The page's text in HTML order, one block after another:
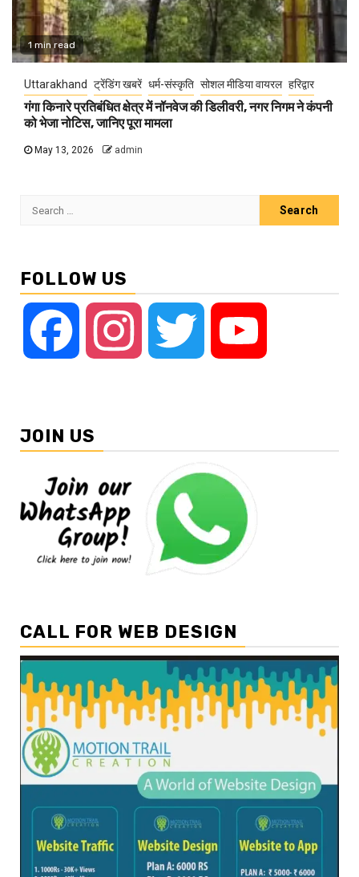
1 min read
Uttarakhand ट्रेंडिंग खबरें धर्म-संस्कृति सोशल मीडिया वायरल हरिद्वार
गंगा किनारे प्रतिबंधित क्षेत्र में नॉनवेज की डिलीवरी, नगर निगम ने कंपनी
को भेजा नोटिस, जानिए पूरा मामला
May 13, 2026 admin
Search
FOLLOW US
Facebook Instagram Twitter
JOIN US
CALL FOR WEB DESIGN